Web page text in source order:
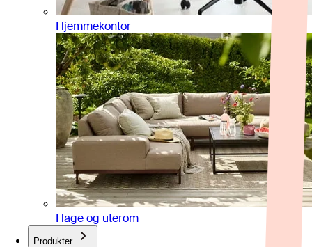
Hjemmekontor
Hage og uterom
Produkter